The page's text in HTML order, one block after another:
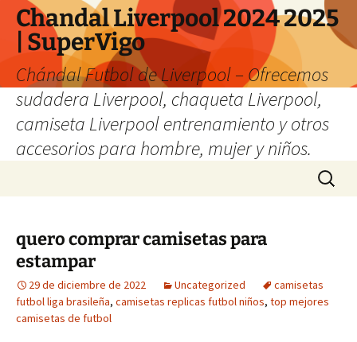
Chandal Liverpool 2024 2025
| SuperVigo
Chándal Futbol de Liverpool – Ofrecemos
sudadera Liverpool, chaqueta Liverpool,
camiseta Liverpool entrenamiento y otros
accesorios para hombre, mujer y niños.
Buscar:
quero comprar camisetas para
estampar
29 de diciembre de 2022 Uncategorized
camisetas
futbol liga brasileña, camisetas replicas futbol niños, top mejores
camisetas de futbol